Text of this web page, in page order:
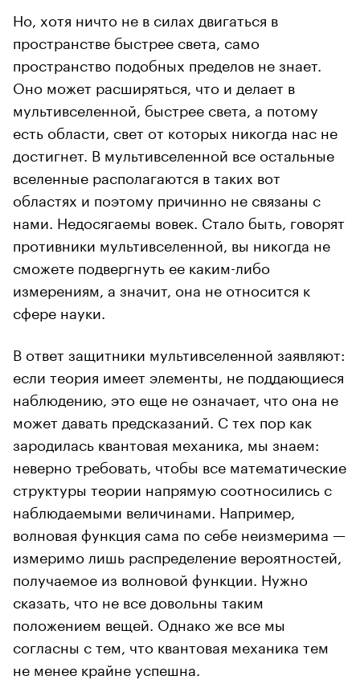
Но, хотя ничто не в силах двигаться в
пространстве быстрее света, само
пространство подобных пределов не знает.
Оно может расширяться, что и делает в
мультивселенной, быстрее света, а потому
есть области, свет от которых никогда нас не
достигнет. В мультивселенной все остальные
вселенные располагаются в таких вот
областях и поэтому причинно не связаны с
нами. Недосягаемы вовек. Стало быть, говорят
противники мультивселенной, вы никогда не
сможете подвергнуть ее каким-либо
измерениям, а значит, она не относится к
сфере науки.
В ответ защитники мультивселенной заявляют:
если теория имеет элементы, не поддающиеся
наблюдению, это еще не означает, что она не
может давать предсказаний. С тех пор как
зародилась квантовая механика, мы знаем:
неверно требовать, чтобы все математические
структуры теории напрямую соотносились с
наблюдаемыми величинами. Например,
волновая функция сама по себе неизмерима —
измеримо лишь распределение вероятностей,
получаемое из волновой функции. Нужно
сказать, что не все довольны таким
положением вещей. Однако же все мы
согласны с тем, что квантовая механика тем
не менее крайне успешна.